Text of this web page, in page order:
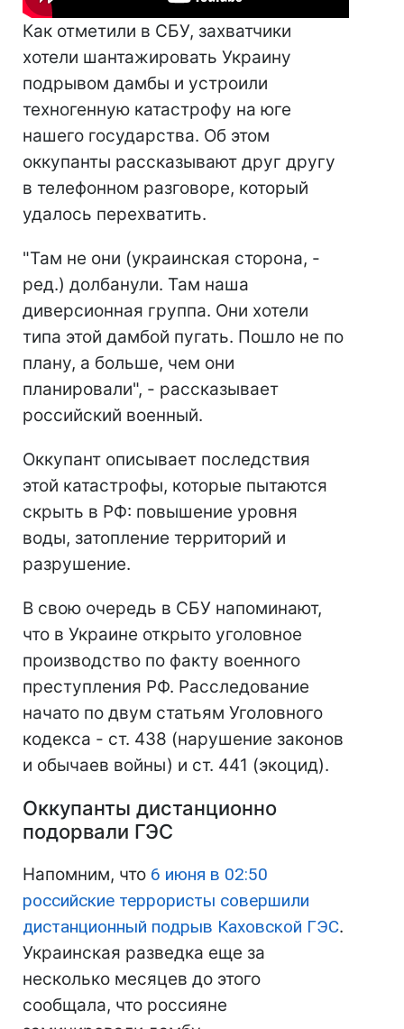
Как отметили в СБУ, захватчики
хотели шантажировать Украину
подрывом дамбы и устроили
техногенную катастрофу на юге
нашего государства. Об этом
оккупанты рассказывают друг другу
в телефонном разговоре, который
удалось перехватить.
"Там не они (украинская сторона, -
ред.) долбанули. Там наша
диверсионная группа. Они хотели
типа этой дамбой пугать. Пошло не по
плану, а больше, чем они
планировали", - рассказывает
российский военный.
Оккупант описывает последствия
этой катастрофы, которые пытаются
скрыть в РФ: повышение уровня
воды, затопление территорий и
разрушение.
В свою очередь в СБУ напоминают,
что в Украине открыто уголовное
производство по факту военного
преступления РФ. Расследование
начато по двум статьям Уголовного
кодекса - ст. 438 (нарушение законов
и обычаев войны) и ст. 441 (экоцид).
Оккупанты дистанционно
подорвали ГЭС
Напомним, что 6 июня в 02:50
российские террористы совершили
дистанционный подрыв Каховской ГЭС.
Украинская разведка еще за
несколько месяцев до этого
сообщала, что россияне